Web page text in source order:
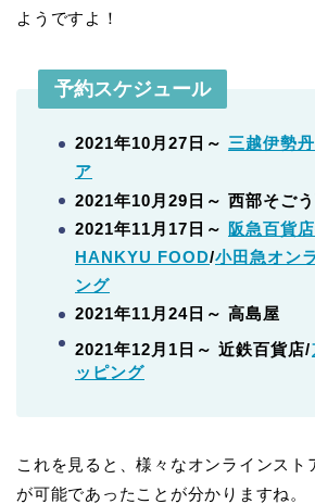
ようですよ！
予約スケジュール
2021年10月27日～ 三越伊勢
ア
2021年10月29日～ 西部そご
2021年11月17日～ 阪急百貨
HANKYU FOOD/小田急オン
ング
2021年11月24日～ 高島屋
2021年12月1日～ 近鉄百貨店/
ッピング
これを見ると、様々なオンラインスト
が可能であったことが分かりますね。